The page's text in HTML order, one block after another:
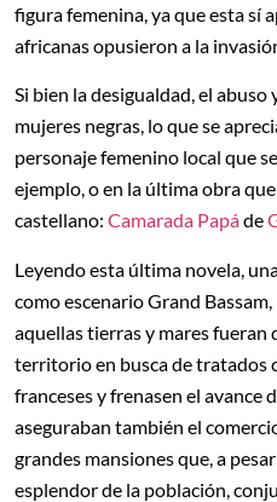
figura femenina, ya que esta sí
africanas opusieron a la
Si bien la desigualdad, el
mujeres negras, lo que se
personaje femenino local que
ejemplo, o en la última obra
castellano: Camarada Papáde
Leyendo esta última novela,
como escenario Grand
aquellas tierras y mares fueran
territorio en busca de tratados
franceses y frenasen el avance
aseguraban también el
grandes mansiones que, a
esplendor de la población,